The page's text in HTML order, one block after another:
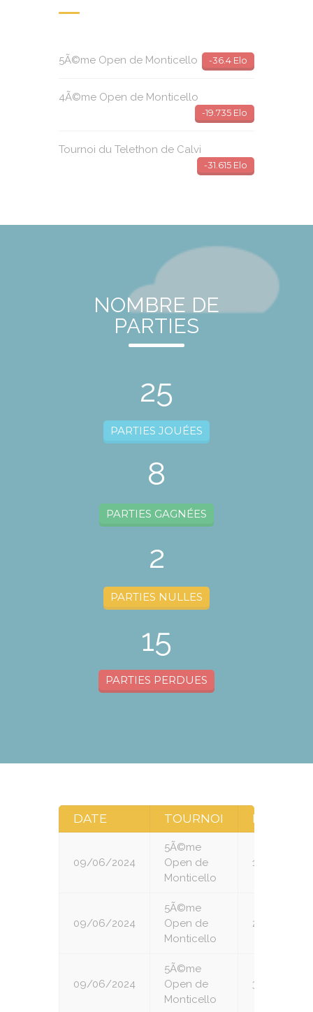
5Ã©me Open de Monticello -36.4 Elo
4Ã©me Open de Monticello
-19.735 Elo
Tournoi du Telethon de Calvi
-31.615 Elo
NOMBRE DE
PARTIES
25
PARTIES JOUÉES
8
PARTIES GAGNÉES
2
PARTIES NULLES
15
PARTIES PERDUES
DATE TOURNOI RONDE
09/06/2024
5Ã©me
Open de
Monticello
1
09/06/2024
5Ã©me
Open de
Monticello
2
09/06/2024
5Ã©me
Open de
Monticello
3